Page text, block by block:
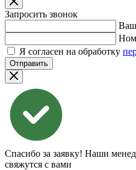
Запросить звонок
Я согласен на обработку
Отправить
Спасибо за заявку! Наши
свяжутся с вами